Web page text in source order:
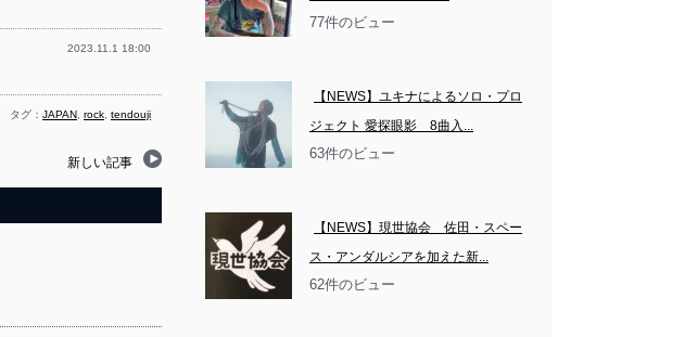
2023.11.1 18:00
タグ： JAPAN, rock, tendouji
新しい記事
77件のビュー
【NEWS】ユキナによるソロ・プロ
ジェクト 愛探眼影　8曲入...
63件のビュー
【NEWS】現世協会　佐田・スペー
ス・アンダルシアを加えた新...
62件のビュー